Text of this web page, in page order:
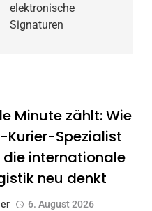
elektronische
Signaturen
Minute zählt: Wie
Kurier-Spezialist
die internationale
neu denkt
6. August 2026